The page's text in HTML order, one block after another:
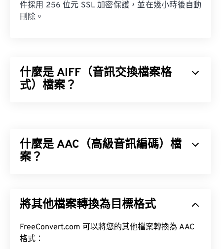
件採用 256 位元 SSL 加密保護，並在幾小時後自動
刪除。
什麼是 AIFF（音訊交換檔案格
式）檔案？
不會損失原始音訊的品質或數據，但也意味著 AIFF
檔案會佔用更多空間。 AIFF 可以定位
如何開啟 AIFF 檔案？
預設情況下，AIFF 檔案會在Windows Media Player
或iTunes
什麼是 AAC（高級音訊編碼）檔
案？
電視、數位廣播和網路串流媒體。它是 iOS、
將其他檔案轉換為目標格式
FreeConvert.com 可以將您的其他檔案轉換為 AAC
格式：